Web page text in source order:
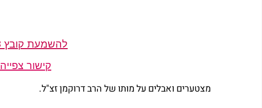
להשמעת קובץ MP3
קישור צפייה 2
מצטערים ואבלים על מותו של הרב דרוקמן זצ"ל.